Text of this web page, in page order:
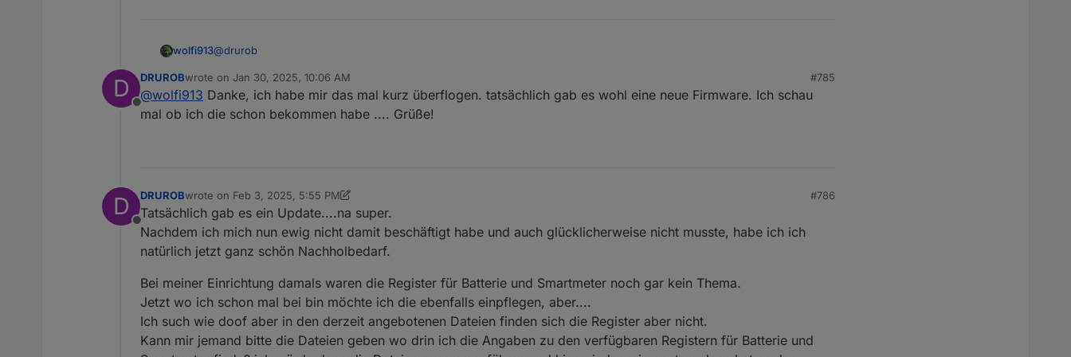
wolfi913@drurob
Im Sungrow gab es keine Umstellung die ich nicht mitbekommen habe?
Möglicherweise hilft das ja weiter.
D
Offline
DRUROBwrote on Jan 30, 2025, 10:06 AM
last edited by
#785
@wolfi913 Danke, ich habe mir das mal kurz überflogen. tatsächlich gab es wohl eine neue Firmware. Ich schau
mal ob ich die schon bekommen habe .... Grüße!
D
Offline
DRUROBwrote on Feb 3, 2025, 5:55 PM
last edited by DRUROB Feb 3, 2025, 7:11 PM
#786
Tatsächlich gab es ein Update....na super.
Nachdem ich mich nun ewig nicht damit beschäftigt habe und auch glücklicherweise nicht musste, habe ich ich
natürlich jetzt ganz schön Nachholbedarf.
Bei meiner Einrichtung damals waren die Register für Batterie und Smartmeter noch gar kein Thema.
Jetzt wo ich schon mal bei bin möchte ich die ebenfalls einpflegen, aber....
Ich such wie doof aber in den derzeit angebotenen Dateien finden sich die Register aber nicht.
Kann mir jemand bitte die Dateien geben wo drin ich die Angaben zu den verfügbaren Registern für Batterie und